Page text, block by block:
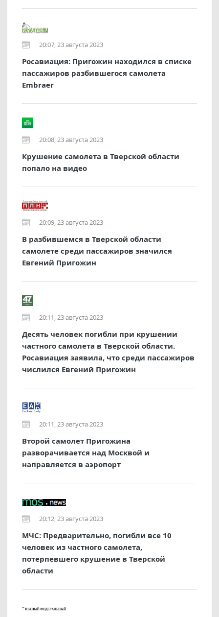
20:07, 23 августа 2023
Росавиация: Пригожин находился в списке
пассажиров разбившегося самолета
Embraer
20:08, 23 августа 2023
Крушение самолета в Тверской области
попало на видео
20:09, 23 августа 2023
В разбившемся в Тверской области
самолете среди пассажиров значился
Евгений Пригожин
20:11, 23 августа 2023
Десять человек погибли при крушении
частного самолета в Тверской области.
Росавиация заявила, что среди пассажиров
числился Евгений Пригожин
20:11, 23 августа 2023
Второй самолет Пригожина
разворачивается над Москвой и
направляется в аэропорт
20:12, 23 августа 2023
МЧС: Предварительно, погибли все 10
человек из частного самолета,
потерпевшего крушение в Тверской
области